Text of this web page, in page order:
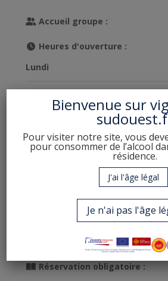
Accueil groupe :
Heures d'ouverture :
Lundi
Jeudi
Sur rendez-
Réservation obligatoire :
Bienvenue sur
Pour visiter notre site, vous
pour consommer de l’alcool
résidence.
J'ai l'âge légal
Je n'ai pas l'âge